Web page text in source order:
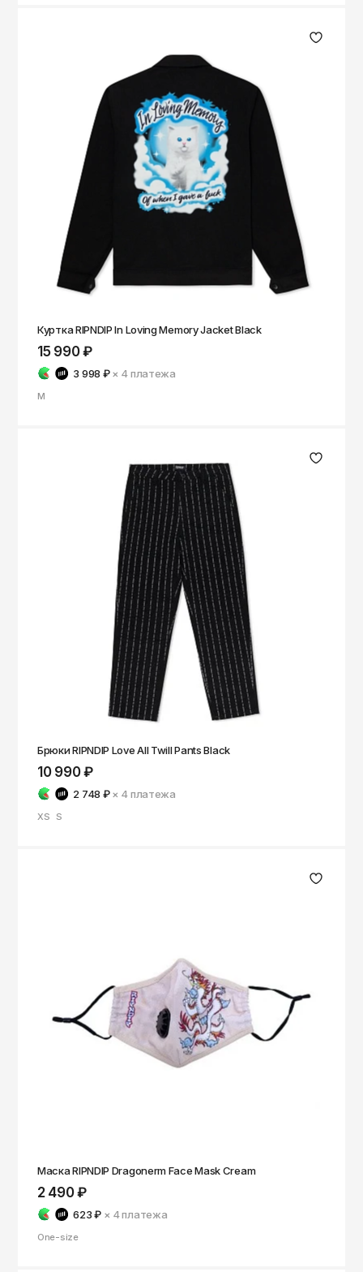
Куртка RIPNDIP In Loving Memory Jacket Black
15 990 ₽
3 998 ₽ × 4платежа
M
Брюки RIPNDIP Love All Twill Pants Black
10 990 ₽
2 748 ₽ × 4платежа
XS S
Маска RIPNDIP Dragonerm Face Mask Cream
2 490 ₽
623 ₽ × 4платежа
One-size